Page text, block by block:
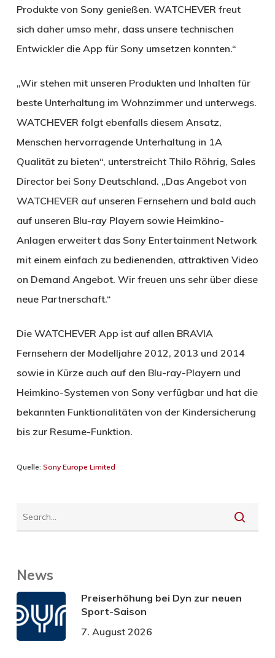
Produkte von Sony genießen. WATCHEVER freut
sich daher umso mehr, dass unsere technischen
Entwickler die App für Sony umsetzen konnten.“
„Wir stehen mit unseren Produkten und Inhalten für
beste Unterhaltung im Wohnzimmer und unterwegs.
WATCHEVER folgt ebenfalls diesem Ansatz,
Menschen hervorragende Unterhaltung in 1A
Qualität zu bieten“, unterstreicht Thilo Röhrig, Sales
Director bei Sony Deutschland. „Das Angebot von
WATCHEVER auf unseren Fernsehern und bald auch
auf unseren Blu-ray Playern sowie Heimkino-
Anlagen erweitert das Sony Entertainment Network
mit einem einfach zu bedienenden, attraktiven Video
on Demand Angebot. Wir freuen uns sehr über diese
neue Partnerschaft.“
Die WATCHEVER App ist auf allen BRAVIA
Fernsehern der Modelljahre 2012, 2013 und 2014
sowie in Kürze auch auf den Blu-ray-Playern und
Heimkino-Systemen von Sony verfügbar und hat die
bekannten Funktionalitäten von der Kindersicherung
bis zur Resume-Funktion.
Quelle: Sony Europe Limited
News
Preiserhöhung bei Dyn zur neuen
Sport-Saison
7. August 2026